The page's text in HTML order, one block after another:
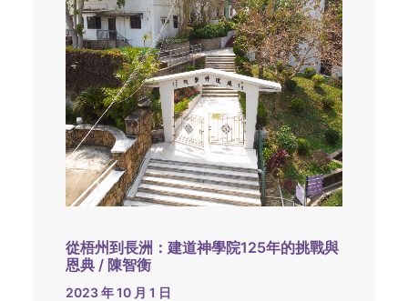
從梧州到長洲：建道神學院125年的挑戰與
恩典 / 陳智衡
2023 年 10 月 1 日